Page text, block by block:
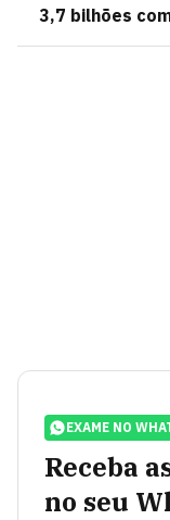
3,7 bilhões
EXAME NO
Receba
no seu